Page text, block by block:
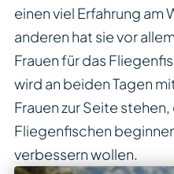
einen viel Erfahrung am
anderen hat sie vor
Frauen für das
wird an beiden Tagen
Frauen zur Seite
Fliegenfischen
verbessern wollen.